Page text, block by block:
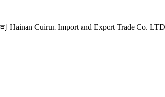
Hainan Cuirun Import and Export Trade Co. LTD